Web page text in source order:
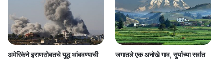
अमेरिकेने इराणसोबतचे युद्ध थांबवण्याची
जगातले एक अनोखे गाव, सुर्याच्या सर्वात